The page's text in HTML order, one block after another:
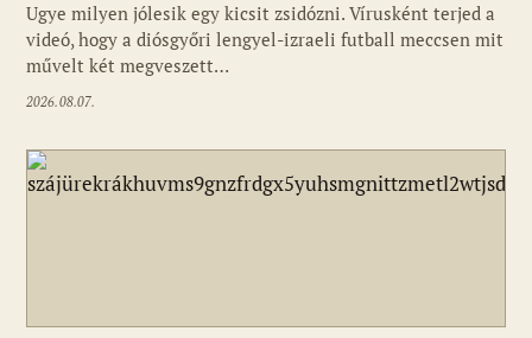
Ugye milyen jólesik egy kicsit zsidózni. Vírusként terjed a
videó, hogy a diósgyőri lengyel-izraeli futball meccsen mit
művelt két megveszett…
2026.08.07.